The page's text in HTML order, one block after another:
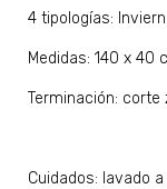
4 tipologías:
Medidas: 140 x 40
Terminación: corte
Cuidados: lavado